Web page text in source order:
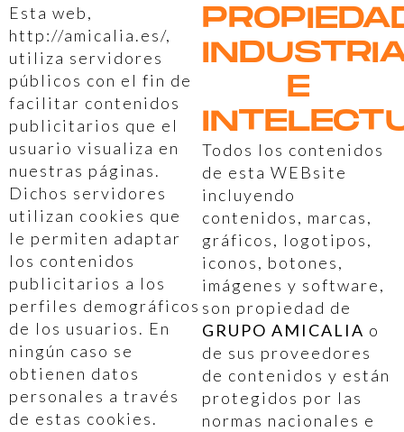
Esta web,
http://amicalia.es/,
utiliza servidores
públicos con el fin de
facilitar contenidos
publicitarios que el
usuario visualiza en
nuestras páginas.
Dichos servidores
utilizan cookies que
le permiten adaptar
los contenidos
publicitarios a los
perfiles demográficos
de los usuarios. En
ningún caso se
obtienen datos
personales a través
de estas cookies.
E
Todos los contenidos
de esta WEBsite
incluyendo
contenidos, marcas,
gráficos, logotipos,
iconos, botones,
imágenes y software,
son propiedad de
GRUPO AMICALIA o
de sus proveedores
de contenidos y están
protegidos por las
normas nacionales e